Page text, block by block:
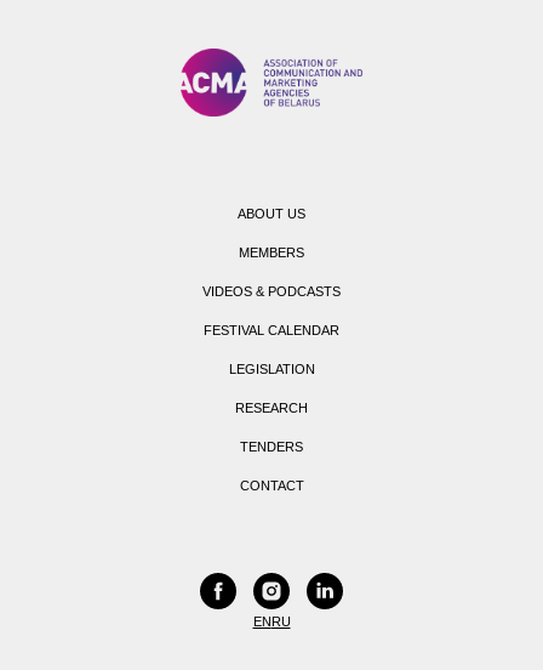
ABOUT US
MEMBERS
VIDEOS & PODCASTS
FESTIVAL CALENDAR
LEGISLATION
RESEARCH
TENDERS
CONTACT
ENRU